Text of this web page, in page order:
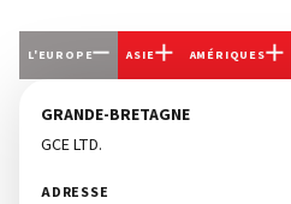
L'EUROPE ASIE AMÉRIQUES
GRANDE-BRETAGNE
GCE LTD.
ADRESSE